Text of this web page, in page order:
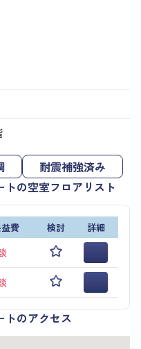
耐震補強済み
の空室フロアリスト
費 検討
詳細
のアクセス